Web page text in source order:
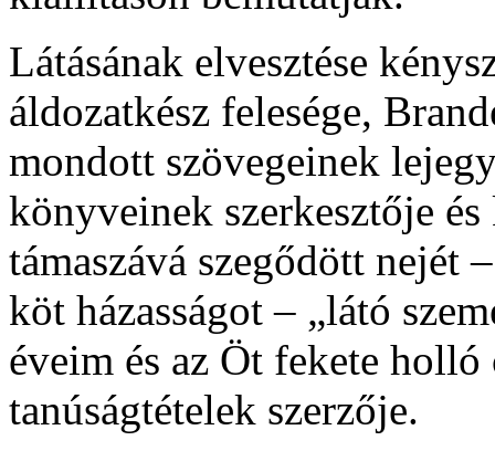
Látásának elvesztése
áldozatkész felesége,
mondott szövegeinek
könyveinek szerkesztője
támaszává szegődött
köt házasságot – „látó
éveim és az Öt fekete
tanúságtételek szerzője.